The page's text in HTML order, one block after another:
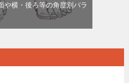
や横・後ろ等の角度別バラ